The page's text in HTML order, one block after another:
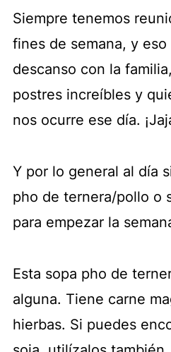
Siempre tenemos
fines de semana, y
descanso con la
postres increíbles y
nos ocurre ese día.
Y por lo general al día
pho de ternera/pollo o
para empezar la
Esta sopa pho de
alguna. Tiene carne
hierbas. Si puedes